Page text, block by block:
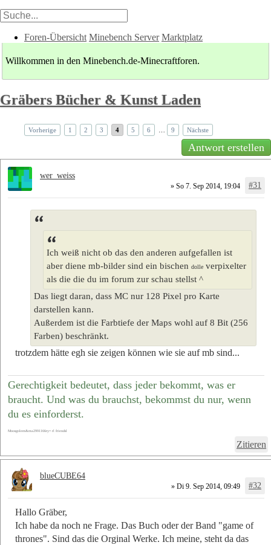
Foren-Übersicht Minebench Server Marktplatz
Willkommen in den Minebench.de-Minecraftforen.
Gräbers Bücher & Kunst Laden
Vorherige 1 2 3 4 5 6 9 Nächste
Antwort erstellen
» So 7. Sep 2014, 19:04 #31
Ich weiß nicht ob das den anderen aufgefallen ist
aber diene mb-bilder sind ein bischen dolle verpixelter
als die die du im forum zur schau stellst ^
Das liegt daran, dass MC nur 128 Pixel pro Karte
darstellen kann.
Außerdem ist die Farbtiefe der Maps wohl auf 8 Bit (256
Farben) beschränkt.
trotzdem hätte egh sie zeigen können wie sie auf mb sind...
Gerechtigkeit bedeutet, dass jeder bekommt, was er
braucht. Und was du brauchst, bekommst du nur, wenn
du es einforderst.
Moosgolem&ma2991166ry= rl friendsl
Zitieren
wer_weiss
» Di 9. Sep 2014, 09:49 #32
Hallo Gräber,
Ich habe da noch ne Frage. Das Buch oder der Band "game of
thrones". Sind das die Orginal Werke. Ich meine, steht da das
blueCUBE64